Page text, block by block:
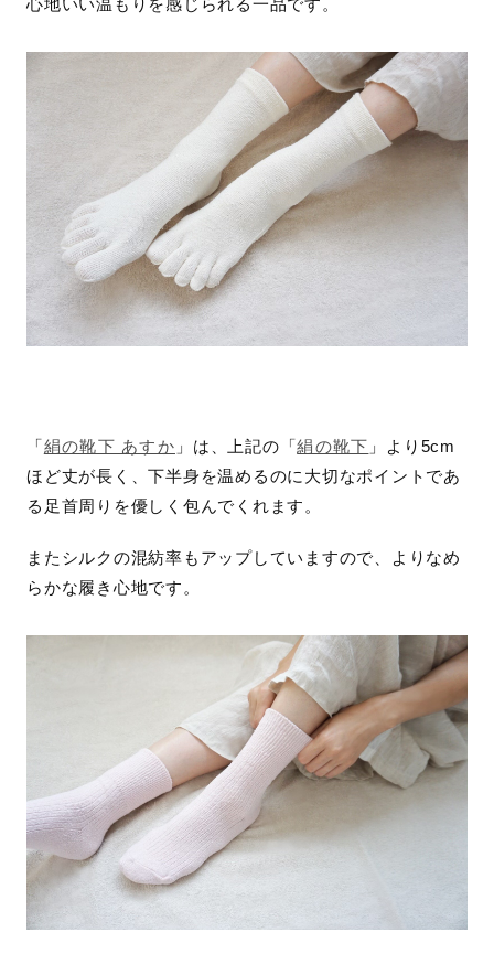
心地いい温もりを感じられる一品です。
「 絹の靴下 あすか 」は、上記の「絹の靴下 」より5cm
ほど丈が長く、下半身を温めるのに大切なポイントであ
る足首周りを優しく包んでくれます。
またシルクの混紡率もアップしていますので、よりなめ
らかな履き心地です。